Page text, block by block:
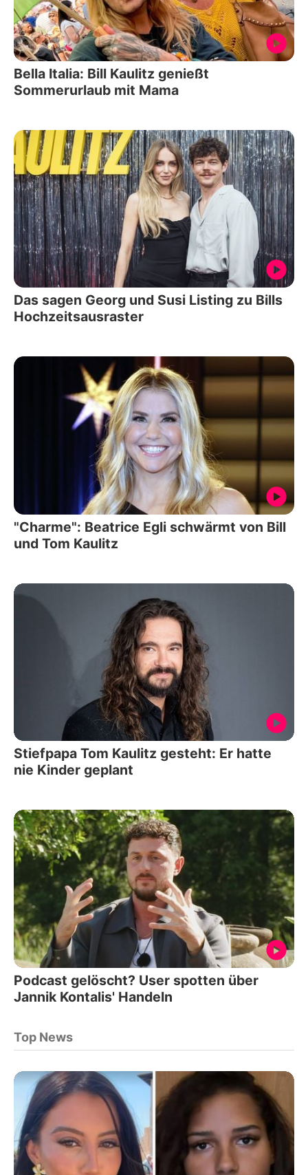
Bella Italia: Bill Kaulitz genießt
Sommerurlaub mit Mama
Das sagen Georg und Susi Listing zu Bills
Hochzeitsausraster
"Charme": Beatrice Egli schwärmt von Bill
und Tom Kaulitz
Stiefpapa Tom Kaulitz gesteht: Er hatte
nie Kinder geplant
Podcast gelöscht? User spotten über
Jannik Kontalis' Handeln
Top News